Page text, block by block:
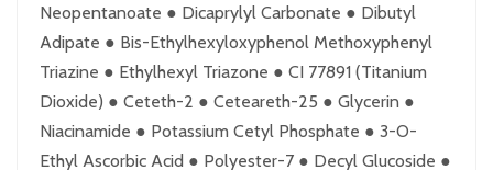
Neopentanoate ● Dicaprylyl Carbonate ● Dibutyl
Adipate ● Bis-Ethylhexyloxyphenol Methoxyphenyl
Triazine ● Ethylhexyl Triazone ● CI 77891 (Titanium
Dioxide) ● Ceteth-2 ● Ceteareth-25 ● Glycerin ●
Niacinamide ● Potassium Cetyl Phosphate ● 3-O-
Ethyl Ascorbic Acid ● Polyester-7 ● Decyl Glucoside ●